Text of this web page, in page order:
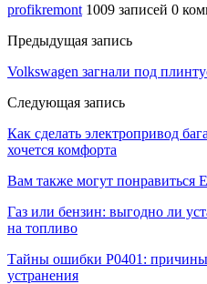
profikremont 1009 записей 0
Предыдущая запись
Volkswagen загнали под
Следующая запись
Как сделать электропривод
хочется комфорта
Вам также могут понравиться
Газ или бензин: выгодно ли
на топливо
Тайны ошибки P0401:
устранения